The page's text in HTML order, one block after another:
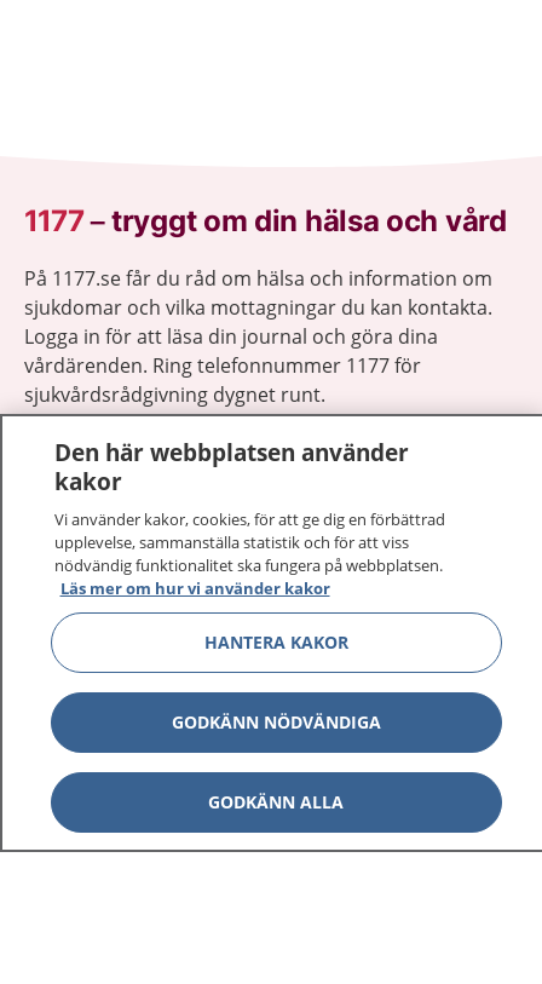
1177–tryggt om din hälsa och vård
På 1177.se får du råd om hälsa och information om
sjukdomar och vilka mottagningar du kan kontakta.
Logga in för att läsa din journal och göra dina
vårdärenden. Ring telefonnummer 1177 för
sjukvårdsrådgivning dygnet runt.
1177 ger dig råd när du vill må bättre.
1177 på flera språk
Om 1177 Visa
Kontakt Visa
Behandling av personuppgifter
Den här webbplatsen använder
kakor
Vi använder kakor, cookies, för att ge dig en förbättrad
upplevelse, sammanställa statistik och för att viss
nödvändig funktionalitet ska fungera på webbplatsen.
Läs mer om hur vi använder kakor
HANTERA KAKOR
GODKÄNN NÖDVÄNDIGA
GODKÄNN ALLA